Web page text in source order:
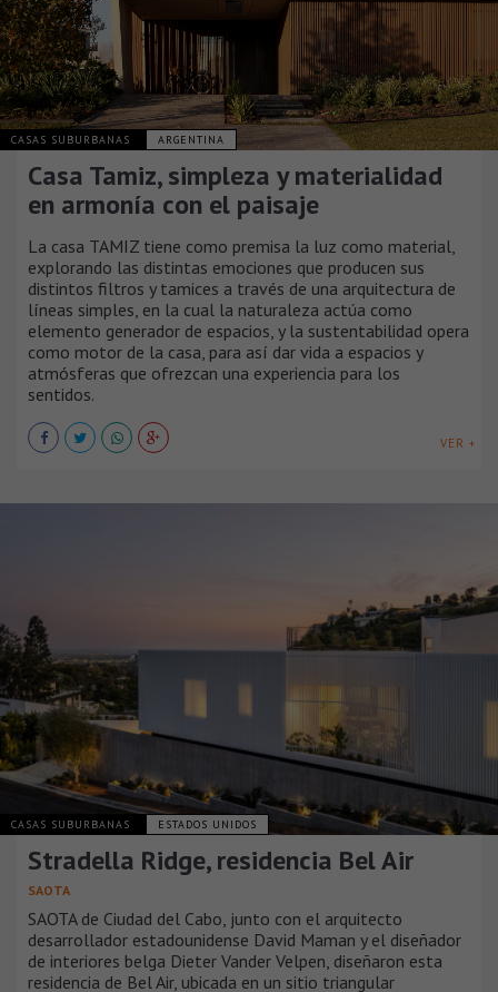
CASAS SUBURBANAS ARGENTINA
Casa Tamiz, simpleza y materialidad
en armonía con el paisaje
La casa TAMIZ tiene como premisa la luz como material,
explorando las distintas emociones que producen sus
distintos filtros y tamices a través de una arquitectura de
líneas simples, en la cual la naturaleza actúa como
elemento generador de espacios, y la sustentabilidad opera
como motor de la casa, para así dar vida a espacios y
atmósferas que ofrezcan una experiencia para los
sentidos.
VER +
CASAS SUBURBANAS ESTADOS UNIDOS
Stradella Ridge, residencia Bel Air
SAOTA
SAOTA de Ciudad del Cabo, junto con el arquitecto
desarrollador estadounidense David Maman y el diseñador
de interiores belga Dieter Vander Velpen, diseñaron esta
residencia de Bel Air, ubicada en un sitio triangular